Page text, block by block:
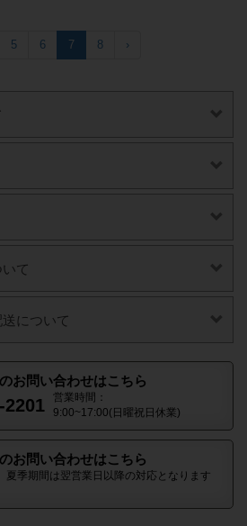
5 6 7 8 ›
て
について
お問い合わせはこちら
2201
営業時間：
9:00~17:00(日曜祝日休業)
お問い合わせはこちら
夏季期間は翌営業日以降の対応となります